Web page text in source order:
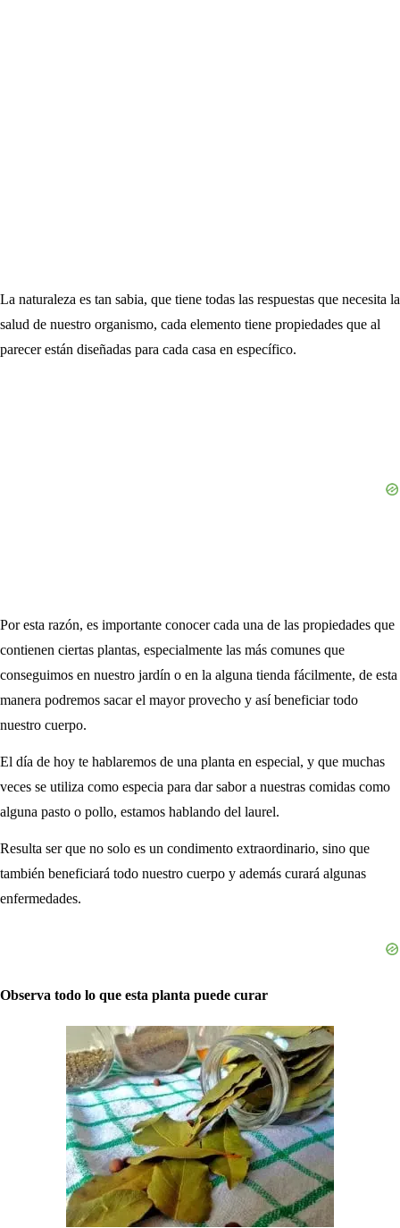
La naturaleza es tan sabia, que tiene todas las respuestas que necesita la
salud de nuestro organismo, cada elemento tiene propiedades que al
parecer están diseñadas para cada casa en específico.
Por esta razón, es importante conocer cada una de las propiedades que
contienen ciertas plantas, especialmente las más comunes que
conseguimos en nuestro jardín o en la alguna tienda fácilmente, de esta
manera podremos sacar el mayor provecho y así beneficiar todo
nuestro cuerpo.
El día de hoy te hablaremos de una planta en especial, y que muchas
veces se utiliza como especia para dar sabor a nuestras comidas como
alguna pasto o pollo, estamos hablando del laurel.
Resulta ser que no solo es un condimento extraordinario, sino que
también beneficiará todo nuestro cuerpo y además curará algunas
enfermedades.
Observa todo lo que esta planta puede curar